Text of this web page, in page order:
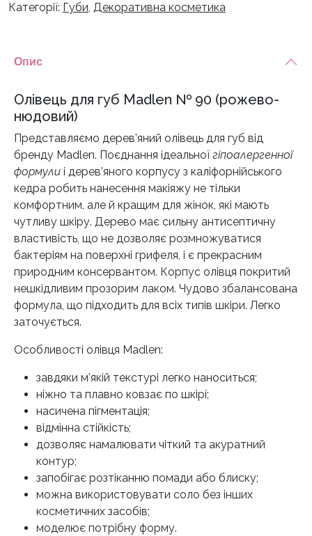
Категорії: Губи, Декоративна косметика
Опис
Олівець для губ Madlen № 90 (рожево-
нюдовий)
Представляємо дерев’яний олівець для губ від
бренду Madlen. Поєднання ідеальної гіпоалергенної
формули і дерев’яного корпусу з каліфорнійського
кедра робить нанесення макіяжу не тільки
комфортним, але й кращим для жінок, які мають
чутливу шкіру. Дерево має сильну антисептичну
властивість, що не дозволяє розмножуватися
бактеріям на поверхні грифеля, і є прекрасним
природним консервантом. Корпус олівця покритий
нешкідливим прозорим лаком. Чудово збалансована
формула, що підходить для всіх типів шкіри. Легко
заточується.
Особливості олівця Madlen:
завдяки м’якій текстурі легко наноситься;
ніжно та плавно ковзає по шкірі;
насичена пігментація;
відмінна стійкість;
дозволяє намалювати чіткий та акуратний
контур;
запобігає розтіканню помади або блиску;
можна використовувати соло без інших
косметичних засобів;
моделює потрібну форму.